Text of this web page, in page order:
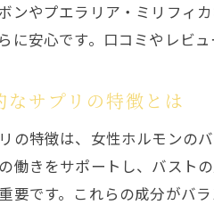
安全
ンやプエラリア・ミリフィ
に安心です。口コミやレビ
なサプリの特徴とは
の特徴は、女性ホルモンの
働きをサポートし、バスト
要です。これらの成分がバ